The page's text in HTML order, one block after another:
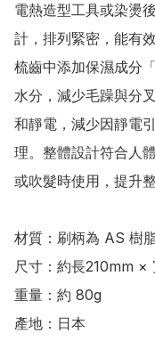
電熱造型工具或染燙
計，排列緊密，能有
梳齒中添加保濕成分
水分，減少毛躁與分
和靜電，減少因靜電
理。整體設計符合人
或吹髮時使用，提升整
材質：刷柄為 AS 樹
尺寸：約長210mm
重量：約 80g
產地：日本